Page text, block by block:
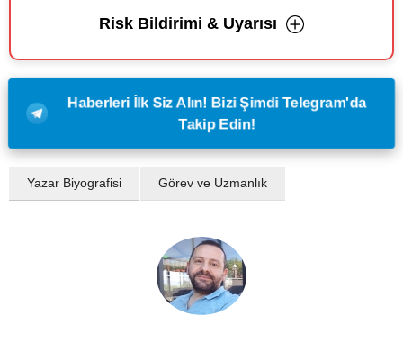
Risk Bildirimi & Uyarısı
Haberleri İlk Siz Alın! Bizi Şimdi Telegram'da
Takip Edin!
Yazar Biyografisi Görev ve Uzmanlık